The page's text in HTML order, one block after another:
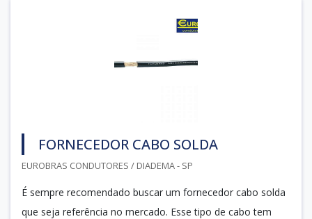
FORNECEDOR CABO SOLDA
EUROBRAS CONDUTORES / DIADEMA - SP
É sempre recomendado buscar um fornecedor cabo solda
que seja referência no mercado. Esse tipo de cabo tem